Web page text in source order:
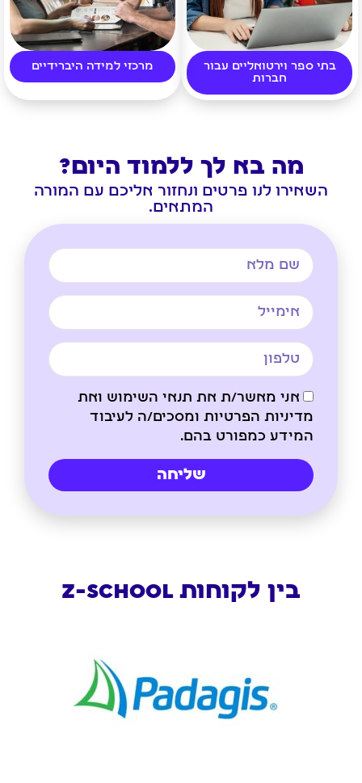
בתי ספר וירטואליים עבור
חברות
מרכזי למידה היברידיים
מה בא לך ללמוד היום?
השאירו לנו פרטים ונחזור אליכם עם המורה
המתאים.
אני מאשר/ת את תנאי השימוש ואת
מדיניות הפרטיות ומסכים/ה לעיבוד
המידע כמפורט בהם.
שליחה
בין לקוחות Z-SCHOOL